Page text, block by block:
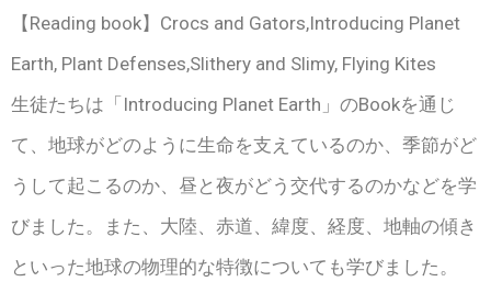
【Reading book】Crocs and Gators,Introducing Planet
Earth, Plant Defenses,Slithery and Slimy, Flying Kites
生徒たちは「Introducing Planet Earth」のBookを通じ
て、地球がどのように生命を支えているのか、季節がど
うして起こるのか、昼と夜がどう交代するのかなどを学
びました。また、大陸、赤道、緯度、経度、地軸の傾き
といった地球の物理的な特徴についても学びました。